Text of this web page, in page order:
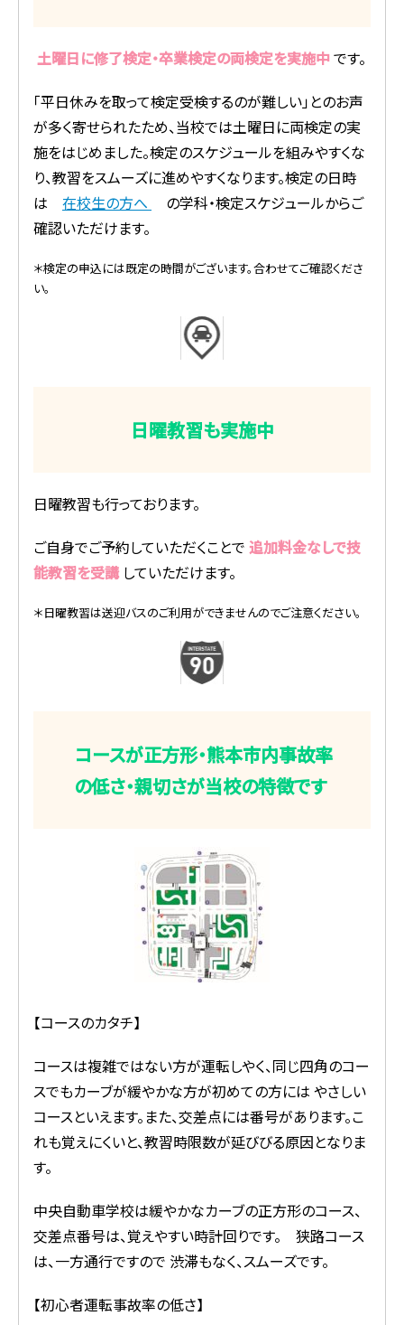
土曜日に修了検定・卒業検定の両検定を実施中です。
「平日休みを取って検定受検するのが難しい」とのお声
が多く寄せられたため、当校では土曜日に両検定の実
施をはじめました。検定のスケジュールを組みやすくな
り、教習をスムーズに進めやすくなります。検定の日時
は 在校生の方へ
の学科・検定スケジュールからご
確認いただけます。
＊検定の申込には既定の時間がございます。合わせてご確認くださ
い。
日曜教習も実施中
日曜教習も行っております。
ご自身でご予約していただくことで 追加料金なしで技
能教習を受講 していただけます。
＊日曜教習は送迎バスのご利用ができませんのでご注意ください。
コースが正方形・熊本市内事故率
の低さ・親切さが当校の特徴です
【コースのカタチ】
コースは複雑ではない方が運転しやく、同じ四角のコー
スでもカーブが緩やかな方が初めての方には やさしい
コースといえます。また、交差点には番号があります。こ
れも覚えにくいと、教習時限数が延びびる原因となりま
す。
中央自動車学校は緩やかなカーブの正方形のコース、
交差点番号は、覚えやすい時計回りです。 狭路コース
は、一方通行ですので 渋滞もなく、スムーズです。
【初心者運転事故率の低さ】